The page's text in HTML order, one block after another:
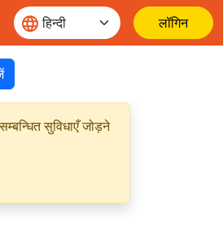
लॉगिन
सुविधाएँ जोड़ने